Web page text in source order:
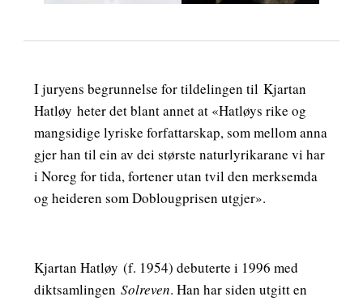
I juryens begrunnelse for tildelingen til Kjartan
Hatløy heter det blant annet at «Hatløys rike og
mangsidige lyriske forfattarskap, som mellom anna
gjer han til ein av dei største naturlyrikarane vi har
i Noreg for tida, fortener utan tvil den merksemda
og heideren som Doblougprisen utgjer».
Kjartan Hatløy (f. 1954) debuterte i 1996 med
diktsamlingen Solreven. Han har siden utgitt en